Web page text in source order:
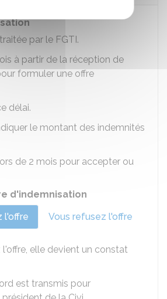
par le FGTI.
à partir de la réception de
formuler une offre
délai.
le montant des indemnités
de 2 mois pour accepter ou
d'indemnisation
l'offre
Vous refusez l'offre
elle devient un constat
est transmis pour